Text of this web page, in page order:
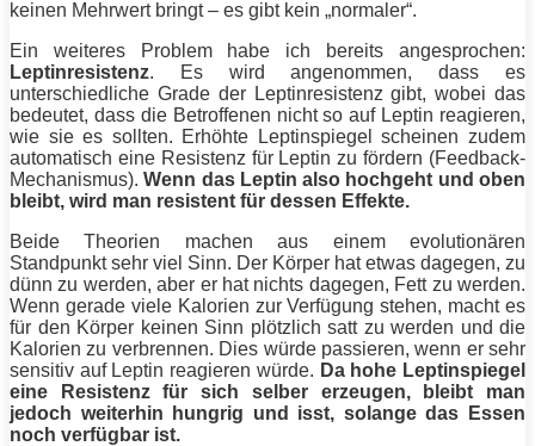
keinen Mehrwert bringt – es gibt kein „normaler“.
Ein weiteres Problem habe ich bereits angesprochen:
Leptinresistenz. Es wird angenommen, dass es
unterschiedliche Grade der Leptinresistenz gibt, wobei das
bedeutet, dass die Betroffenen nicht so auf Leptin reagieren,
wie sie es sollten. Erhöhte Leptinspiegel scheinen zudem
automatisch eine Resistenz für Leptin zu fördern (Feedback-
Mechanismus).Wenn das Leptin also hochgeht und oben
bleibt, wird man resistent für dessen Effekte.
Beide Theorien machen aus einem evolutionären
Standpunkt sehr viel Sinn. Der Körper hat etwas dagegen, zu
dünn zu werden, aber er hat nichts dagegen, Fettzu werden.
Wenn gerade viele Kalorien zur Verfügung stehen, macht es
für den Körper keinen Sinn plötzlich satt zu werden und die
Kalorien zu verbrennen. Dies würde passieren, wenn er sehr
sensitiv auf Leptin reagieren würde. Da hohe Leptinspiegel
eine Resistenz für sich selber erzeugen, bleibt man
jedoch weiterhin hungrig und isst, solange das Essen
noch verfügbar ist.